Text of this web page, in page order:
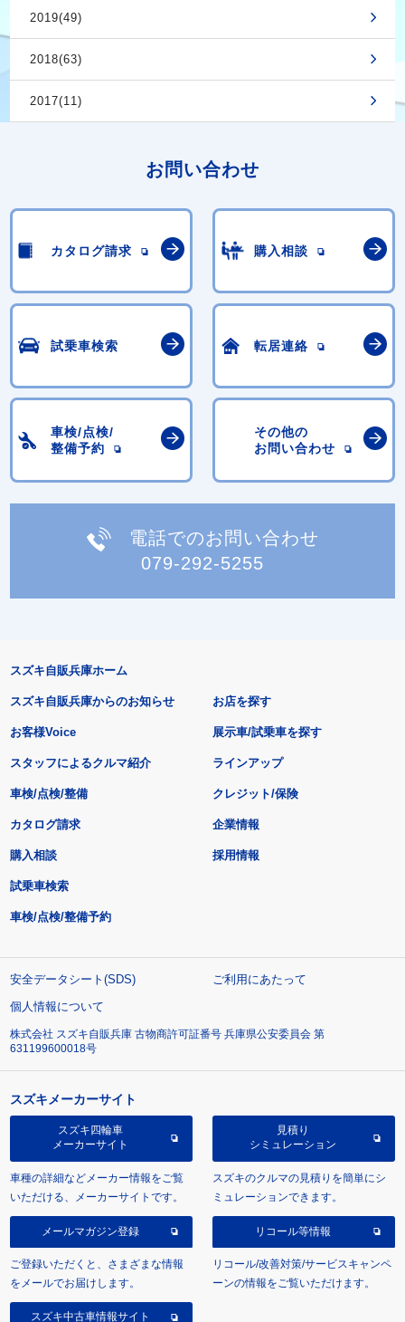
2019(49)
2018(63)
2017(11)
お問い合わせ
カタログ請求 購入相談
試乗車検索 転居連絡
車検/点検/
整備予約
その他の
お問い合わせ
電話でのお問い合わせ
079-292-5255
スズキ自販兵庫ホーム
スズキ自販兵庫からのお知らせ
お客様Voice
スタッフによるクルマ紹介
お店を探す
展示車/試乗車を探す
ラインアップ
車検/点検/整備 クレジット/保険
カタログ請求
購入相談
試乗車検索
車検/点検/整備予約
企業情報
採用情報
安全データシート(SDS)
ご利用にあたって
個人情報について
株式会社 スズキ自販兵庫 古物商許可証番号 兵庫県公安委員会 第
631199600018号
スズキメーカーサイト
スズキ四輪車
メーカーサイト
車種の詳細などメーカー情報をご覧
いただける、メーカーサイトです。
見積り
シミュレーション
スズキのクルマの見積りを簡単にシ
ミュレーションできます。
メールマガジン登録
ご登録いただくと、さまざまな情報
をメールでお届けします。
リコール等情報
リコール/改善対策/サービスキャンペ
ーンの情報をご覧いただけます。
スズキ中古車情報サイト